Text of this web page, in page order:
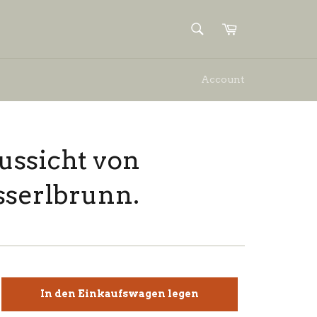
SUCHEN
Account
von
In den Einkaufswagen legen